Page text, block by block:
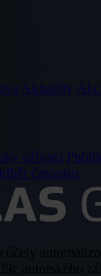
Aktuality
užívání
časopisu